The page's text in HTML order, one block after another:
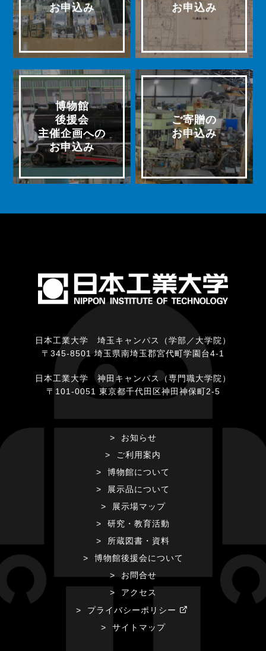
お申込み
お申込み
博物館
後援会
主催企画への
お申込み
ご寄贈の
お申込み
日本工業大学 埼玉キャンパス（学部／大学院）
〒345-8501 埼玉県南埼玉郡宮代町学園台4-1
日本工業大学 神田キャンパス（専門職大学院）
〒101-0051 東京都千代田区神田神保町2-5
お知らせ
ご利用案内
博物館について
展示品について
展示場マップ
研究・教育活動
所蔵図書・資料
博物館後援会について
お問合せ
アクセス
プライバシーポリシー
サイトマップ